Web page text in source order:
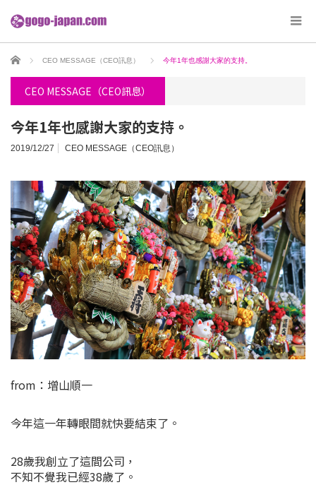
ホーム CEO MESSAGE（CEO訊息） 今年1年也感謝大家的支持。
CEO MESSAGE（CEO訊息）
今年1年也感謝大家的支持。
2019/12/27 CEO MESSAGE（CEO訊息）
from：增山順一
今年這一年轉眼間就快要結束了。
28歲我創立了這間公司，
不知不覺我已經38歲了。